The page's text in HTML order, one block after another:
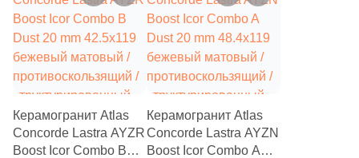
ESTIMA ( 669)
Ecoceramic (33)
Edilcuoghi Edilgres (6 )
Eefa Ceram (3)
под камень
под камень
Керамогранит Atlas
Concorde Lastra AYZR
Boost Icor Combo B
Керамогранит Atlas
Concorde Lastra AYZN
Boost Icor Combo A